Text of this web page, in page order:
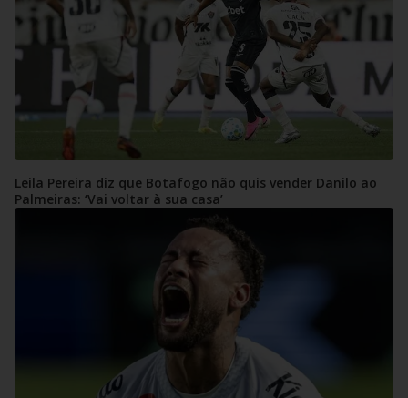
Leila Pereira diz que Botafogo não quis vender Danilo ao
Palmeiras: ‘Vai voltar à sua casa’